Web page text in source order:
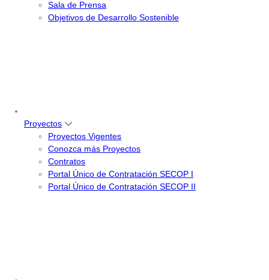
Sala de Prensa
Objetivos de Desarrollo Sostenible
Proyectos
Proyectos Vigentes
Conozca más Proyectos
Contratos
Portal Único de Contratación SECOP I
Portal Único de Contratación SECOP II